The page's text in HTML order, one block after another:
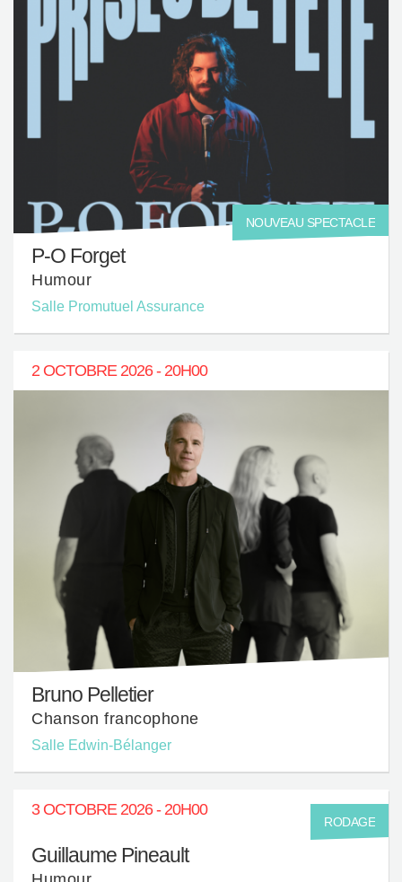
NOUVEAU SPECTACLE
P-O Forget
Humour
Salle Promutuel Assurance
2 OCTOBRE 2026 - 20H00
Bruno Pelletier
Chanson francophone
Salle Edwin-Bélanger
3 OCTOBRE 2026 - 20H00
RODAGE
Guillaume Pineault